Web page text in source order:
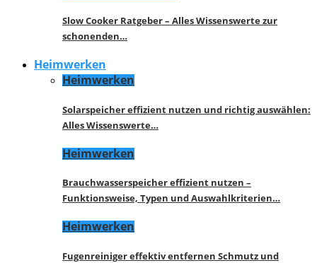
Slow Cooker Ratgeber – Alles Wissenswerte zur
schonenden…
Heimwerken
Heimwerken
Solarspeicher effizient nutzen und richtig auswählen:
Alles Wissenswerte…
Heimwerken
Brauchwasserspeicher effizient nutzen –
Funktionsweise, Typen und Auswahlkriterien…
Heimwerken
Fugenreiniger effektiv entfernen Schmutz und